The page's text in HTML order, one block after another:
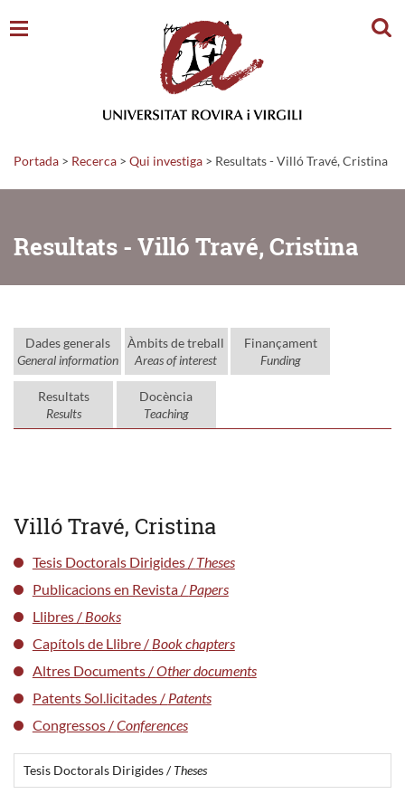
Portada > Recerca > Qui investiga > Resultats - Villó Travé, Cristina
Resultats - Villó Travé, Cristina
Dades generals
General information
Àmbits de treball
Areas of interest
Finançament
Funding
Resultats
Results
Docència
Teaching
Villó Travé, Cristina
Tesis Doctorals Dirigides / Theses
Publicacions en Revista / Papers
Llibres / Books
Capítols de Llibre / Book chapters
Altres Documents /Other documents
Patents Sol.licitades / Patents
Congressos /Conferences
Tesis Doctorals Dirigides /Theses